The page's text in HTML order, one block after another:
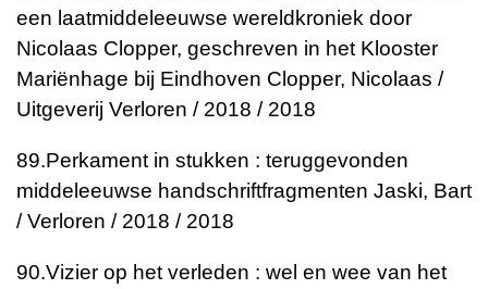
een laatmiddeleeuwse wereldkroniek door
Nicolaas Clopper, geschreven in het Klooster
Mariënhage bij Eindhoven Clopper, Nicolaas /
Uitgeverij Verloren / 2018 / 2018
89.Perkament in stukken : teruggevonden
middeleeuwse handschriftfragmenten Jaski, Bart
/ Verloren / 2018 / 2018
90.Vizier op het verleden : wel en wee van het